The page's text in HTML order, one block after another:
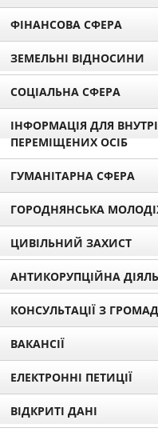
ФІНАНСОВА СФЕРА
ЗЕМЕЛЬНІ ВІДНОСИНИ
СОЦІАЛЬНА СФЕРА
ІНФОРМАЦІЯ ДЛЯ
ПЕРЕМІЩЕНИХ ОСІБ
ГУМАНІТАРНА СФЕРА
ГОРОДНЯНСЬКА
ЦИВІЛЬНИЙ ЗАХИСТ
АНТИКОРУПЦІЙНА
КОНСУЛЬТАЦІЇ З
ВАКАНСІЇ
ЕЛЕКТРОННІ ПЕТИЦІЇ
ВІДКРИТІ ДАНІ